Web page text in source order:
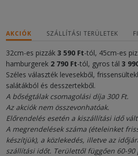
AKCIÓK SZÁLLÍTÁSI TERÜLETEK
32cm-es pizzák 3 590 Ft-tól, 45cm-es
hamburgerek 2 790 Ft-tól, gyros tál 3 9
Széles választék levesekből,
salátákból és desszertekből.
A bőségtálak csomagolási díja 300 Ft.
Az akciók nem összevonhatóak.
Előrendelés esetén a kiszállítási idő
A megrendelések száma (ételeinket
készítjük), a közlekedés, illetve az
szállítási időt. Területtől függően 60-90